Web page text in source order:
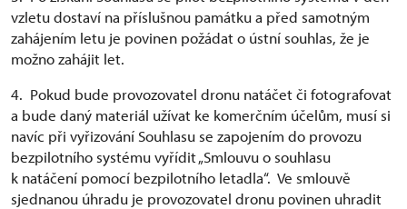
vzletu dostaví na příslušnou památku a před samotným
zahájením letu je povinen požádat o ústní souhlas, že je
možno zahájit let.
4. Pokud bude provozovatel dronu natáčet či fotografovat
a bude daný materiál užívat ke komerčním účelům, musí si
navíc při vyřizování Souhlasu se zapojením do provozu
bezpilotního systému vyřídit „Smlouvu o souhlasu
k natáčení pomocí bezpilotního letadla“. Ve smlouvě
sjednanou úhradu je provozovatel dronu povinen uhradit